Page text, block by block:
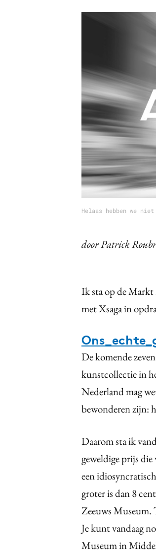
Helaas hebben we
door Patrick
Ik sta op de
met Xsaga in
De komende
kunstcollectie in
Nederland mag
bewonderen zijn:
Daarom sta ik
geweldige prijs
een
groter is dan 8
Zeeuws Museum.
Je kunt vandaag
Museum in